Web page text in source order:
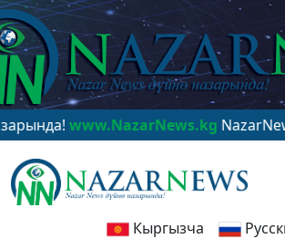
www.NazarNews.kgNazarNews - в
Кыргызча